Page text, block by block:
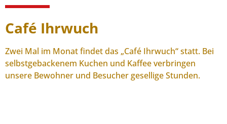
Café Ihrwuch
Zwei Mal im Monat findet das „Café Ihrwuch“ statt. Bei
selbstgebackenem Kuchen und Kaffee verbringen
unsere Bewohner und Besucher gesellige Stunden.